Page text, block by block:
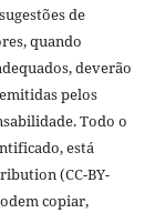
de
quando
deverão
pelos
Todo o
está
(CC-BY-
copiar,